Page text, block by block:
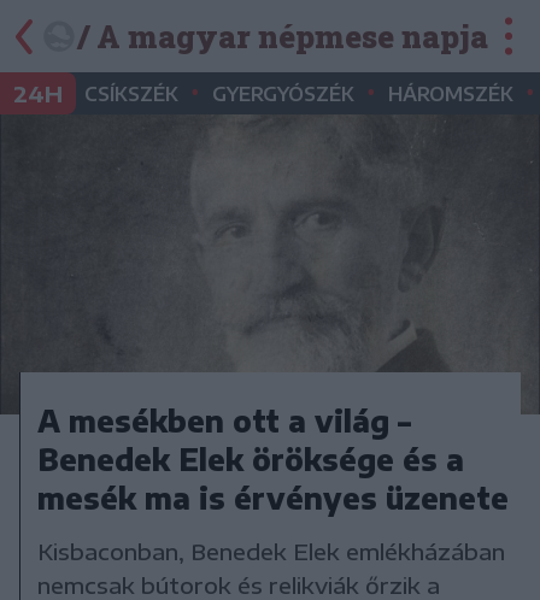
/ A magyar népmese napja
24H CSÍKSZÉK • GYERGYÓSZÉK • HÁROMSZÉK •
A mesékben ott a világ –
Benedek Elek öröksége és a
mesék ma is érvényes üzenete
Kisbaconban, Benedek Elek emlékházában
nemcsak bútorok és relikviák őrzik a